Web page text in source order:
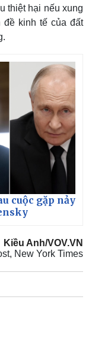
thiệt hại nếu xung
kinh tế của đất
cuộc gặp nảy
Kiều Anh/VOV.VN
New York Times